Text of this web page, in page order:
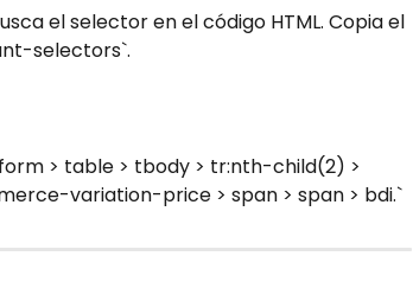
el selector en el código HTML. Copia el
selectors`.
> table > tbody > tr:nth-child(2) >
variation-price > span > span > bdi.`